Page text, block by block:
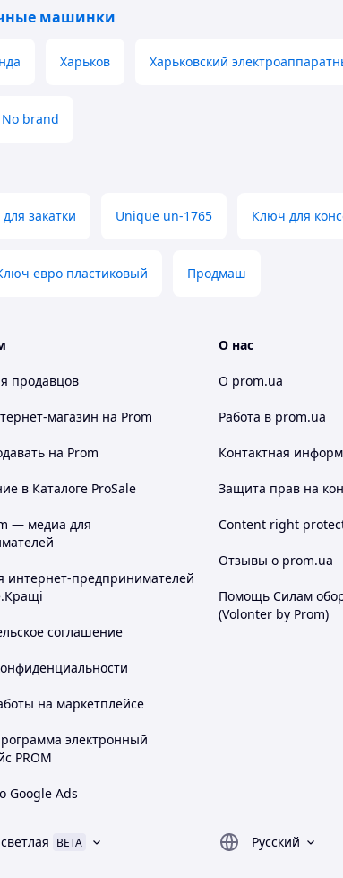
машинки
Харьков Харьковский
No brand
закатки Unique un-1765 Ключ для
евро пластиковый Продмаш
продавцов
магазин на Prom
на Prom
в Каталоге ProSale
— медиа для
интернет-предпринимателей
соглашение
на маркетплейсе
электронный
PROM
Google Ads
О нас
О prom.ua
Работа в prom.ua
Контактная
Защита прав на
Content right
Отзывы о prom.ua
Помощь Силам
(Volonter by Prom)
светлая BETA
Русский